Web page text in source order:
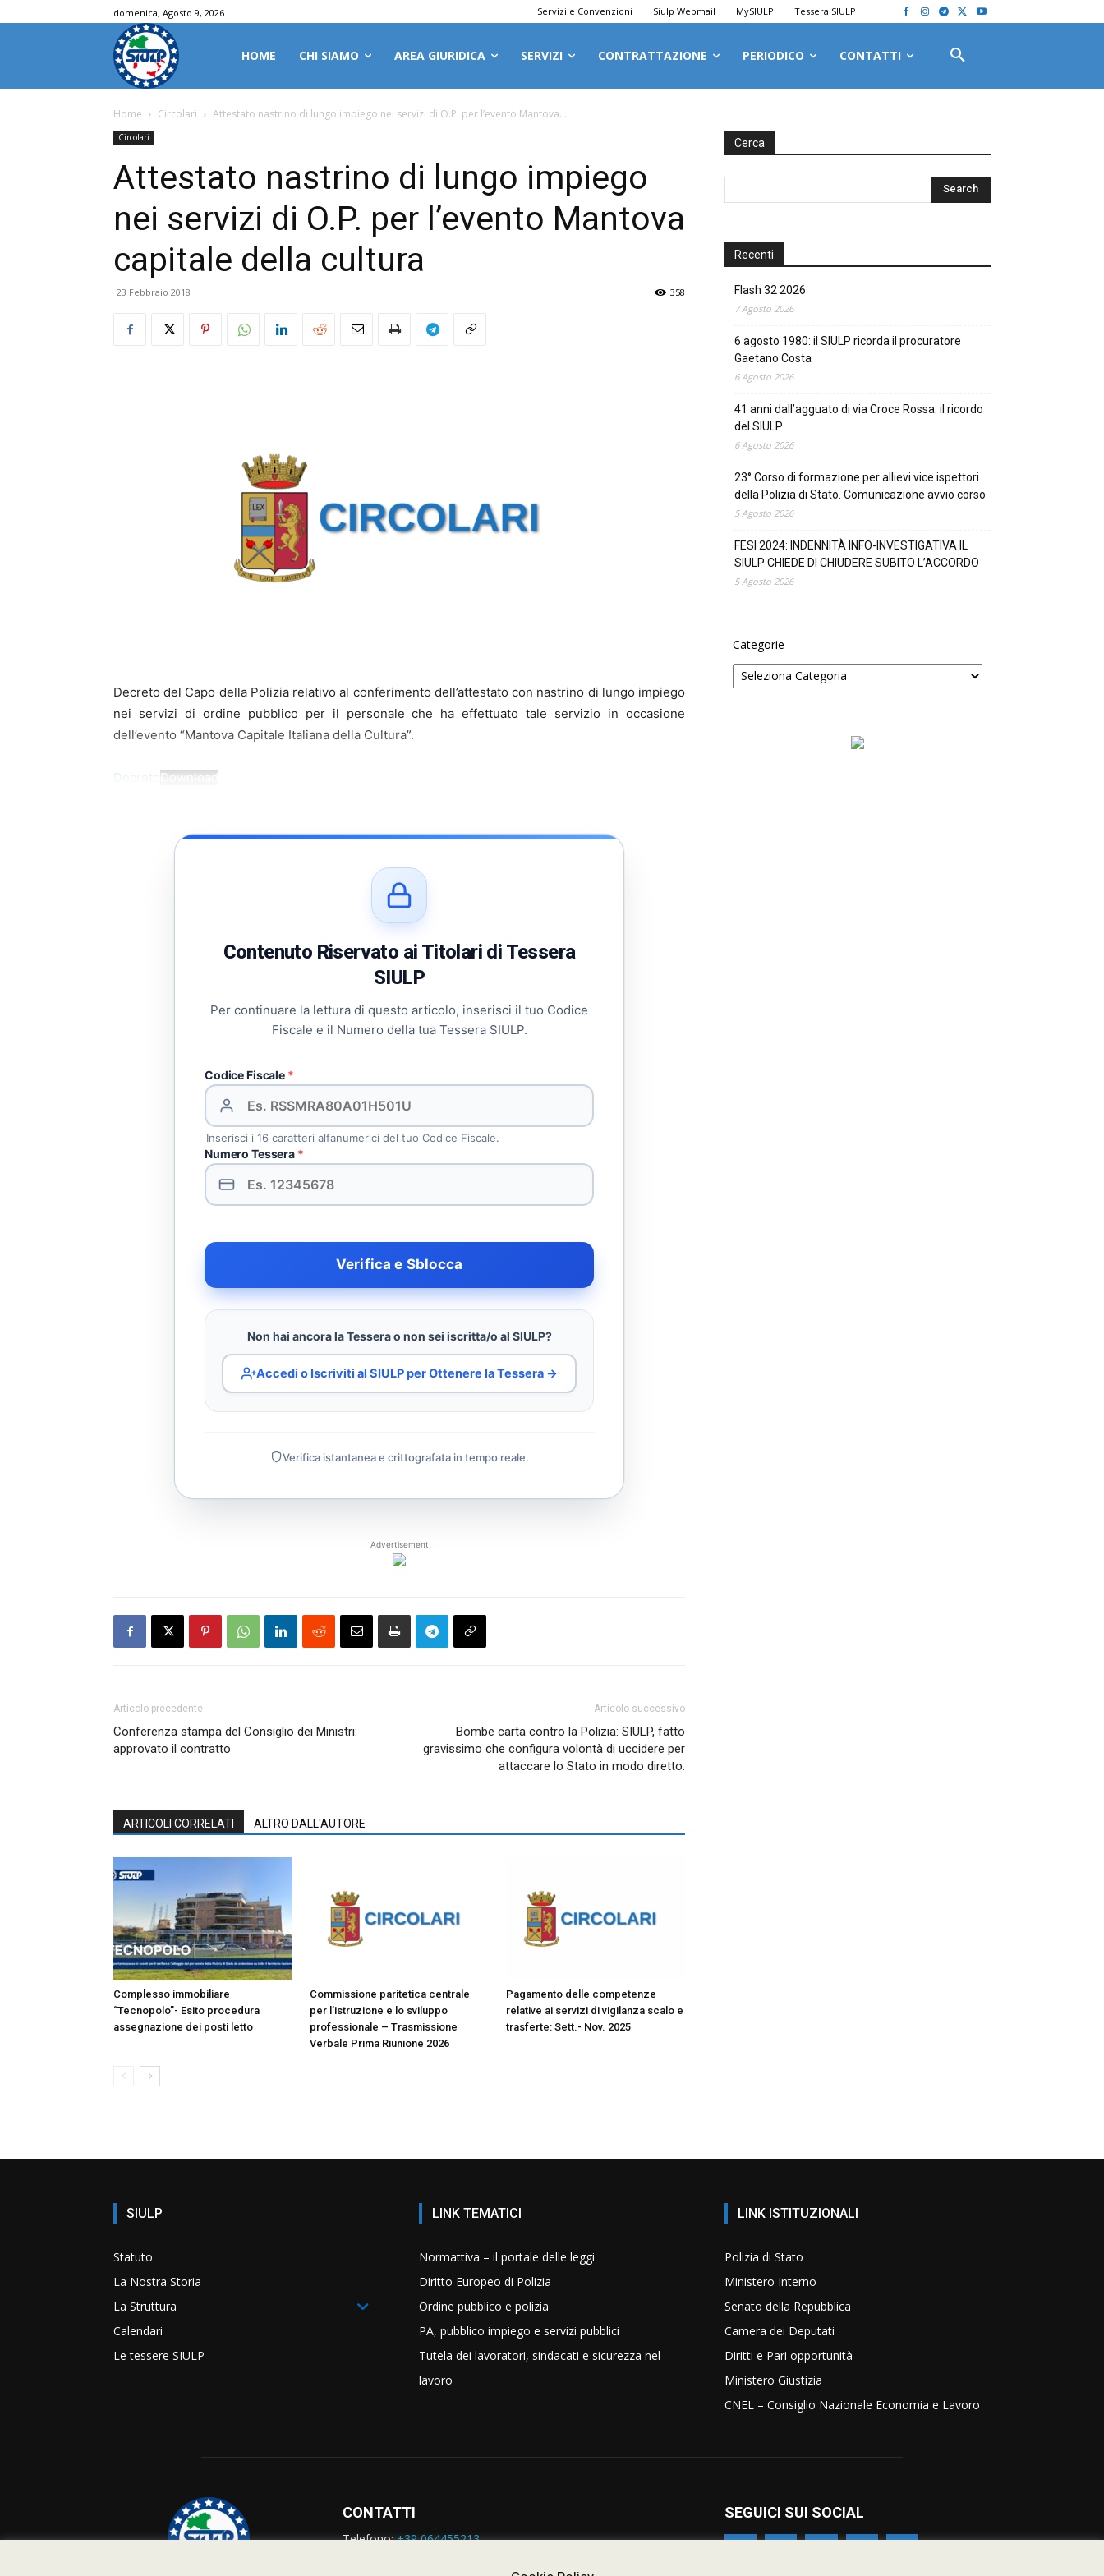
domenica, Agosto 9, 2026 Servizi e Convenzioni Siulp Webmail MySIULP Tessera SIULP
HOME CHI SIAMO AREA GIURIDICA SERVIZI CONTRATTAZIONE PERIODICO CONTATTI
Home Circolari Attestato nastrino di lungo impiego nei servizi di O.P. per l’evento Mantova...
Circolari
Attestato nastrino di lungo impiego
nei servizi di O.P. per l’evento Mantova
capitale della cultura
23 Febbraio 2018 358
Decreto del Capo della Polizia relativo al conferimento dell’attestato con nastrino di lungo impiego
nei servizi di ordine pubblico per il personale che ha effettuato tale servizio in occasione
dell’evento “Mantova Capitale Italiana della Cultura”.
Decreto Download
Contenuto Riservato ai Titolari di Tessera
SIULP
Per continuare la lettura di questo articolo, inserisci il tuo Codice
Fiscale e il Numero della tua Tessera SIULP.
Codice Fiscale *
Inserisci i 16 caratteri alfanumerici del tuo Codice Fiscale.
Numero Tessera *
Verifica e Sblocca
Non hai ancora la Tessera o non sei iscritta/o al SIULP?
Accedi o Iscriviti al SIULP per Ottenere la Tessera →
Verifica istantanea e crittografata in tempo reale.
Advertisement
Articolo precedente
Conferenza stampa del Consiglio dei Ministri:
approvato il contratto
Articolo successivo
Bombe carta contro la Polizia: SIULP, fatto
gravissimo che configura volontà di uccidere per
attaccare lo Stato in modo diretto.
ARTICOLI CORRELATI ALTRO DALL'AUTORE
Complesso immobiliare
“Tecnopolo”- Esito procedura
assegnazione dei posti letto
Commissione paritetica centrale
per l’istruzione e lo sviluppo
professionale – Trasmissione
Verbale Prima Riunione 2026
Pagamento delle competenze
relative ai servizi di vigilanza scalo e
trasferte: Sett.- Nov. 2025
Cerca
Recenti
Flash 32 2026
7 Agosto 2026
6 agosto 1980: il SIULP ricorda il procuratore
Gaetano Costa
6 Agosto 2026
41 anni dall’agguato di via Croce Rossa: il ricordo
del SIULP
6 Agosto 2026
23° Corso di formazione per allievi vice ispettori
della Polizia di Stato. Comunicazione avvio corso
5 Agosto 2026
FESI 2024: INDENNITÀ INFO-INVESTIGATIVA IL
SIULP CHIEDE DI CHIUDERE SUBITO L’ACCORDO
5 Agosto 2026
Categorie
SIULP
Statuto
La Nostra Storia
La Struttura
Calendari
Le tessere SIULP
LINK TEMATICI
Normattiva – il portale delle leggi
Diritto Europeo di Polizia
Ordine pubblico e polizia
PA, pubblico impiego e servizi pubblici
Tutela dei lavoratori, sindacati e sicurezza nel
lavoro
LINK ISTITUZIONALI
Polizia di Stato
Ministero Interno
Senato della Repubblica
Camera dei Deputati
Diritti e Pari opportunità
Ministero Giustizia
CNEL – Consiglio Nazionale Economia e Lavoro
CONTATTI
Telefono:+39 064455213
SEGUICI SUI SOCIAL